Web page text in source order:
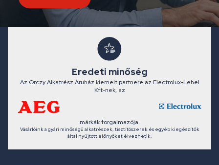
Eredeti minőség
Az Orczy Alkatrész Áruház kiemelt partnere az Electrolux-Lehel
Kft-nek, az
márkák forgalmazója.
Vásárlóink a gyári minőségű alkatrészek, tisztítószerek és egyéb kiegészítők
által nyújtott előnyöket élvezhetik.